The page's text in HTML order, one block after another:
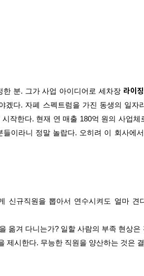
분. 그가 사업 아이디어로 세차장 라이
겠다. 자폐 스펙트럼을 가진 동생의 일자
작한다. 현재 연 매출 180억 원의 사업체
이라니 정말 놀랍다. 오히려 이 회사에
신규직원을 뽑아서 연수시켜도 얼마 견
옮겨 다니는가? 일할 사람의 부족 현상은
제시한다. 무능한 직원을 양산하는 것은